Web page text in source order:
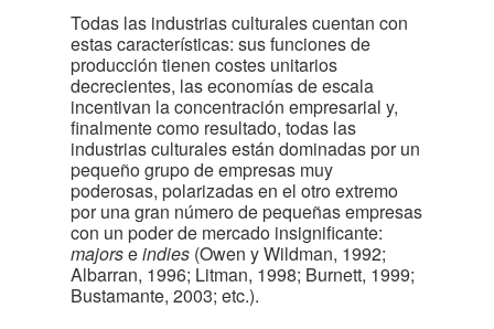
Todas las industrias culturales cuentan con
estas características: sus funciones de
producción tienen costes unitarios
decrecientes, las economías de escala
incentivan la concentración empresarial y,
finalmente como resultado, todas las
industrias culturales están dominadas por un
pequeño grupo de empresas muy
poderosas, polarizadas en el otro extremo
por una gran número de pequeñas empresas
con un poder de mercado insignificante:
majorseindies (Owen y Wildman, 1992;
Albarran, 1996; Litman, 1998; Burnett, 1999;
Bustamante, 2003; etc.).